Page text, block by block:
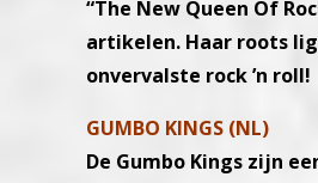
“The New Queen Of
artikelen. Haar roots
onvervalste rock ’n roll!
GUMBO KINGS (NL)
De Gumbo Kings zijn